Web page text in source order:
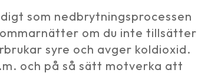
som nedbrytningsprocessen
om du inte tillsätter
syre och avger koldioxid.
och på så sätt motverka att